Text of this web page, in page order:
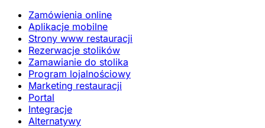
Zamówienia online
Aplikacje mobilne
Strony www restauracji
Rezerwacje stolików
Zamawianie do stolika
Program lojalnościowy
Marketing restauracji
Portal
Integracje
Alternatywy